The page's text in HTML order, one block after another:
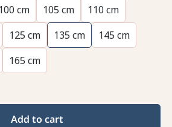
100 cm 105 cm
110 cm
125 cm 135 cm
145 cm
165 cm
Add to cart